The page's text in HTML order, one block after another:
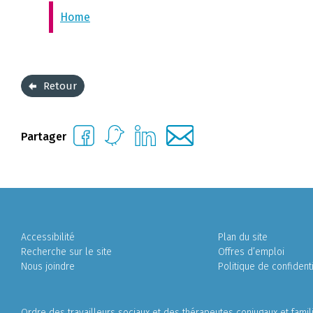
Home
Retour
Partager
Accessibilité
Recherche sur le site
Nous joindre
Plan du site
Offres d’emploi
Politique de